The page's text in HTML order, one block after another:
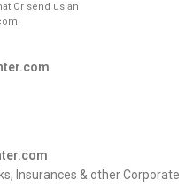
Or send us an
Insurances & other Corporate